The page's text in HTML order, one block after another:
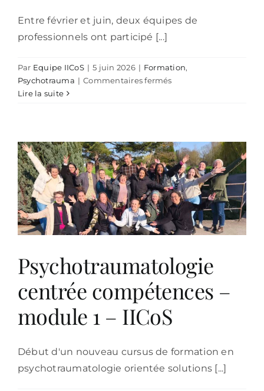
Entre février et juin, deux équipes de
professionnels ont participé [...]
Par Equipe IICoS | 5 juin 2026 | Formation,
Psychotrauma | Commentaires ferméssur
Un
chez
soi
–
Lille
–
équipes
jeunes
adultes
Lire la suite
Psychotraumatologie
centrée compétences –
module 1 – IICoS
Début d'un nouveau cursus de formation en
psychotraumatologie orientée solutions [...]